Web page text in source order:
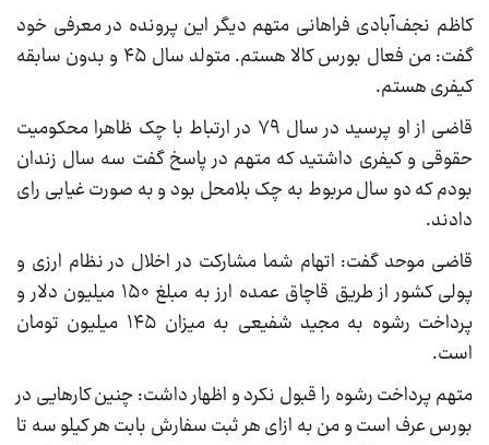
کاظم نجف‌آبادی فراهانی متهم دیگر این پرونده در معرفی خود
گفت: من فعال بورس کالا هستم. متولد سال ۴۵ و بدون سابقه
کیفری هستم.
قاضی از او پرسید در سال ۷۹ در ارتباط با چک ظاهرا محکومیت
حقوقی و کیفری داشتید که متهم در پاسخ گفت سه سال زندان
بودم که دو سال مربوط به چک بلامحل بود و به صورت غیابی رای
دادند.
قاضی موحد گفت: اتهام شما مشارکت در اخلال در نظام ارزی و
پولی کشور از طریق قاچاق عمده ارز به مبلغ ۱۵۰ میلیون دلار و
پرداخت رشوه به مجید شفیعی به میزان ۱۴۵ میلیون تومان
است.
متهم پرداخت رشوه را قبول نکرد و اظهار داشت: چنین کارهایی در
بورس عرف است و من به ازای هر ثبت سفارش بابت هر کیلو سه تا